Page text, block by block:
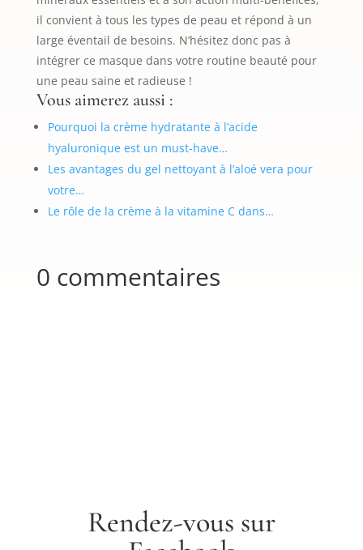
il convient à tous les types de peau et répond à un
large éventail de besoins. N’hésitez donc pas à
intégrer ce masque dans votre routine beauté pour
une peau saine et radieuse !
Vous aimerez aussi :
Pourquoi la crème hydratante à l’acide
hyaluronique est un must-have…
Les avantages du gel nettoyant à l’aloé vera pour
votre…
Le rôle de la crème à la vitamine C dans…
0 commentaires
Rendez-vous sur